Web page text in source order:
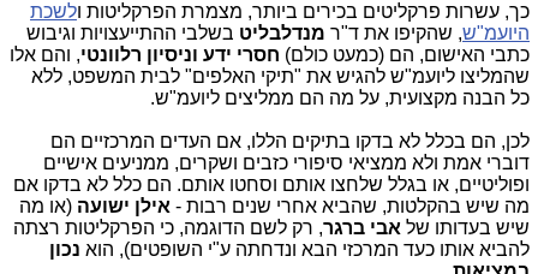
כך, עשרות פרקליטים בכירים ביותר, מצמרת הפרקליטות ולשכת
היועמ"ש, שהקיפו את ד"ר מנדלבליט בשלבי ההתייעצויות וגיבוש
כתבי האישום, הם (כמעט כולם) חסרי ידע וניסיון רלוונטי, והם אלו
שהמליצו ליועמ"ש להגיש את "תיקי האלפים" לבית המשפט, ללא
כל הבנה מקצועית, על מה הם ממליצים ליועמ"ש.
לכן, הם בכלל לא בדקו בתיקים הללו, אם העדים המרכזיים הם
דוברי אמת ולא ממציאי סיפורי כזבים ושקרים, ממניעים אישיים
ופוליטיים, או בגלל שלחצו אותם וסחטו אותם. הם כלל לא בדקו אם
מה שיש בהקלטות, שהביא אחרי שנים רבות - אילן ישועה (או מה
שיש בעדותו של אבי ברגר, רק לשם הדוגמה, כי הפרקליטות רצתה
להביא אותו כעד המרכזי הבא ונדחתה ע"י השופטים), הוא נכון